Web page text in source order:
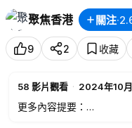
國除外」新興市場 主
聚焦香港
關注·
9 2 收藏
58 影片觀看 · 2024年10
更多內容提要：